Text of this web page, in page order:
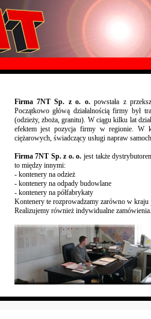
Firma 7NT Sp. z o. o.powstała z
Początkowo główą działalnością firmy był
(odzieży, zboża, granitu). W ciągu kilku lat
efektem jest pozycja firmy w regionie. W
ciężarowych, świadczący usługi napraw
Firma 7NT Sp. z o. o. jest także
to między innymi:
- kontenery na odzież
- kontenery na odpady budowlane
- kontenery na półfabrykaty
Kontenery te rozprowadzamy zarówno w
Realizujemy również indywidualne zamówienia.